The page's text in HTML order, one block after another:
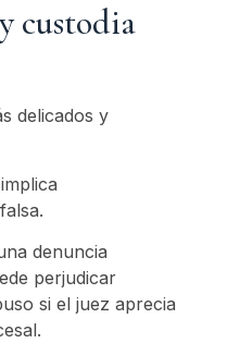
custodia
delicados y
denuncia
perjudicar
si el juez aprecia